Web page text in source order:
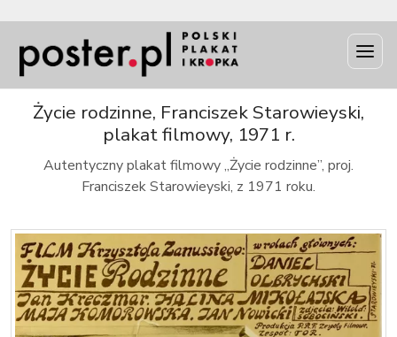
Życie rodzinne, Franciszek Starowieyski,
plakat filmowy, 1971 r.
Autentyczny plakat filmowy „Życie rodzinne”, proj.
Franciszek Starowieyski, z 1971 roku.